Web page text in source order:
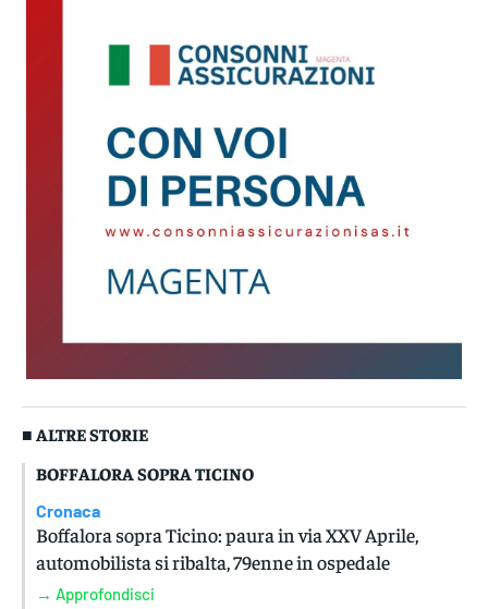
■ ALTRE STORIE
BOFFALORA SOPRA TICINO
Cronaca
Boffalora sopra Ticino: paura in via XXV Aprile,
automobilista si ribalta, 79enne in ospedale
→ Approfondisci